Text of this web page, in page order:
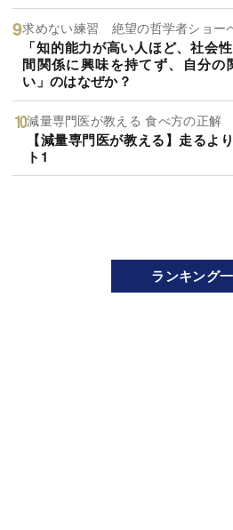
求めない練習 絶望の哲学者ショー
「知的能力が高い人ほど、社会
間関係に興味を持てず、自分
い」のはなぜか？
減量専門医が教える 食べ方の正解
【減量専門医が教える】走るよ
ト1
ランキング